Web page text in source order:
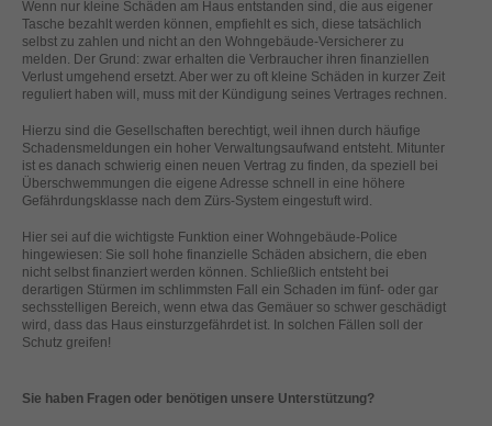
Wenn nur kleine Schäden am Haus entstanden sind, die aus eigener
Tasche bezahlt werden können, empfiehlt es sich, diese tatsächlich
selbst zu zahlen und nicht an den Wohngebäude-Versicherer zu
melden. Der Grund: zwar erhalten die Verbraucher ihren finanziellen
Verlust umgehend ersetzt. Aber wer zu oft kleine Schäden in kurzer Zeit
reguliert haben will, muss mit der Kündigung seines Vertrages rechnen.
Hierzu sind die Gesellschaften berechtigt, weil ihnen durch häufige
Schadensmeldungen ein hoher Verwaltungsaufwand entsteht. Mitunter
ist es danach schwierig einen neuen Vertrag zu finden, da speziell bei
Überschwemmungen die eigene Adresse schnell in eine höhere
Gefährdungsklasse nach dem Zürs-System eingestuft wird.
Hier sei auf die wichtigste Funktion einer Wohngebäude-Police
hingewiesen: Sie soll hohe finanzielle Schäden absichern, die eben
nicht selbst finanziert werden können. Schließlich entsteht bei
derartigen Stürmen im schlimmsten Fall ein Schaden im fünf- oder gar
sechsstelligen Bereich, wenn etwa das Gemäuer so schwer geschädigt
wird, dass das Haus einsturzgefährdet ist. In solchen Fällen soll der
Schutz greifen!
Sie haben Fragen oder benötigen unsere Unterstützung?
Essenziell (1)
Essenzielle Cookies ermöglichen grundlegende Funktionen und sind für
die einwandfreie Funktion der Website erforderlich.
Cookie-Informationen anzeigen
Externe Medien (2)
Inhalte von Videoplattformen und Social-Media-Plattformen werden
standardmäßig blockiert. Wenn Cookies von externen Medien akzeptiert
mehr.
Cookie-Informationen anzeigen
powered by Borlabs Cookie
Datenschutzerklärung
Impressum